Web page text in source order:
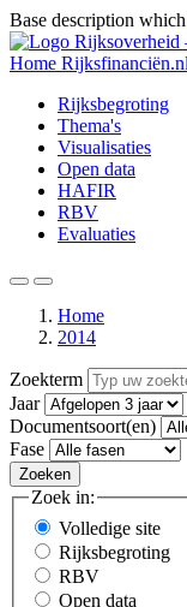
Base description
Overslaan
en
inhoud
gaan
Hoofdnavigatie
Home Rijksfinanciën.nl
Rijksbegroting
Thema's
Visualisaties
Open data
HAFIR
RBV
Evaluaties
Zoeken
Menu
Kruimelpad
Home
2014
Zoekterm
Jaar
Documentsoort(en)
Fase
Zoek in:
Volledige site
Rijksbegroting
RBV
Open data